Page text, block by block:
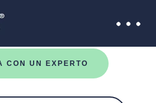
CON UN EXPERTO